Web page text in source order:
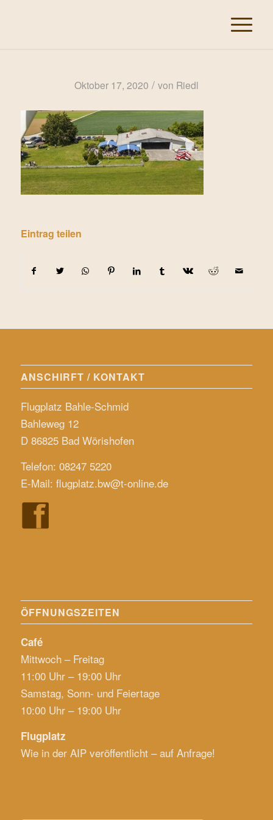
Oktober 17, 2020 / von Riedl
Eintrag teilen
ANSCHIRFT / KONTAKT
Flugplatz Bahle-Schmid
Bahleweg 12
D 86825 Bad Wörishofen
Telefon: 08247 5220
E-Mail: flugplatz.bw@t-online.de
ÖFFNUNGSZEITEN
Café
Mittwoch – Freitag
11:00 Uhr – 19:00 Uhr
Samstag, Sonn- und Feiertage
10:00 Uhr – 19:00 Uhr
Flugplatz
Wie in der AIP veröffentlicht – auf Anfrage!